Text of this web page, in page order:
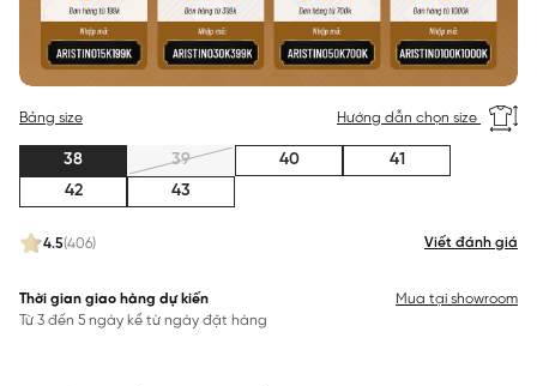
4.5(406) Viết đánh giá
Bảng size Hướng dẫn chọn size
38 39 40
41
42
43
Thời gian giao hàng dự kiến
Từ 3 đến 5 ngày kể từ ngày đặt hàng
Mua tại showroom